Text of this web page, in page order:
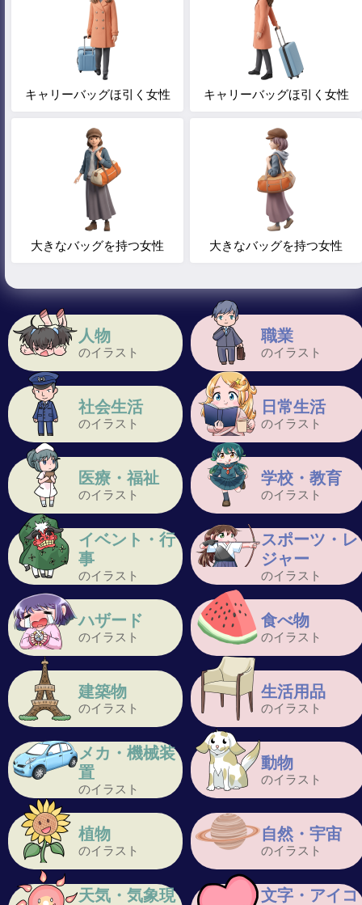
人物
のイラスト
職業
のイラスト
社会生活
のイラスト
日常生活
のイラスト
医療・福祉
のイラスト
学校・教育
のイラスト
イベント・行
事
のイラスト
スポーツ・レ
ジャー
のイラスト
ハザード
のイラスト
食べ物
のイラスト
建築物
のイラスト
生活用品
のイラスト
メカ・機械装
置
のイラスト
動物
のイラスト
植物
のイラスト
自然・宇宙
のイラスト
天気・気象現
文字・アイコ
キャリーバッグほ引く女性 キャリーバッグほ引く女性
大きなバッグを持つ女性 大きなバッグを持つ女性